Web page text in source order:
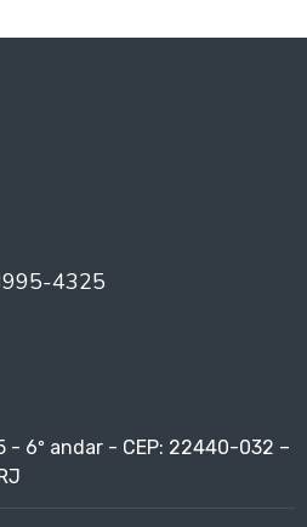
4325
- 6º andar - CEP: 22440-032 –